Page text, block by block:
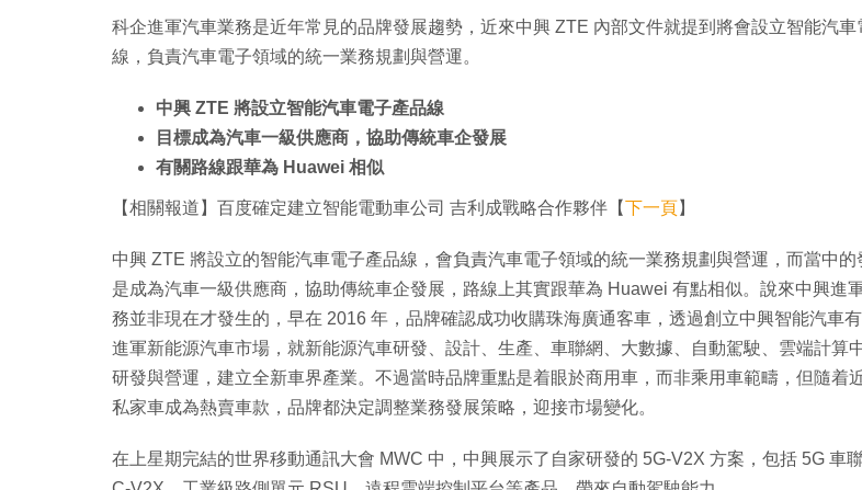
科企進軍汽車業務是近年常見的品牌發展趨勢，近來中興 ZTE 內部文件就提到將會設立智能汽車
線，負責汽車電子領域的統一業務規劃與營運。
中興 ZTE 將設立智能汽車電子產品線
目標成為汽車一級供應商，協助傳統車企發展
有關路線跟華為 Huawei 相似
【相關報道】百度確定建立智能電動車公司 吉利成戰略合作夥伴【下一頁】
中興 ZTE 將設立的智能汽車電子產品線，會負責汽車電子領域的統一業務規劃與營運，而當中的
是成為汽車一級供應商，協助傳統車企發展，路線上其實跟華為 Huawei 有點相似。說來中興進
務並非現在才發生的，早在 2016 年，品牌確認成功收購珠海廣通客車，透過創立中興智能汽車
進軍新能源汽車市場，就新能源汽車研發、設計、生產、車聯網、大數據、自動駕駛、雲端計算
研發與營運，建立全新車界產業。不過當時品牌重點是着眼於商用車，而非乘用車範疇，但隨着
私家車成為熱賣車款，品牌都決定調整業務發展策略，迎接市場變化。
在上星期完結的世界移動通訊大會 MWC 中，中興展示了自家研發的 5G-V2X 方案，包括 5G 車